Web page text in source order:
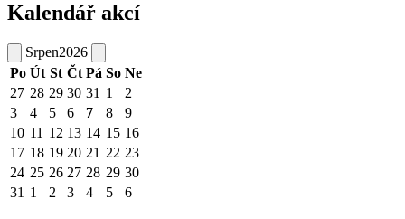
Kalendář akcí
Srpen2026
Po Út St Čt Pá So Ne
27 28 29 30 31 1
2
3
4 5 6 7 8
9
10 11 12 13 14 15 16
17 18 19 20 21 22 23
24 25 26 27 28 29 30
31 1 2 3 4 5 6